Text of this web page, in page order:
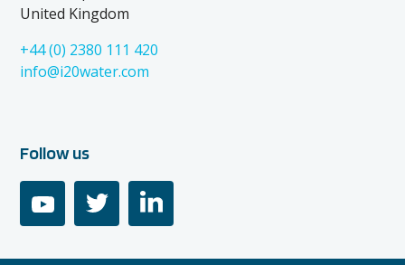
United Kingdom
+44 (0) 2380 111 420
info@i20water.com
Follow us
youtube linkedin